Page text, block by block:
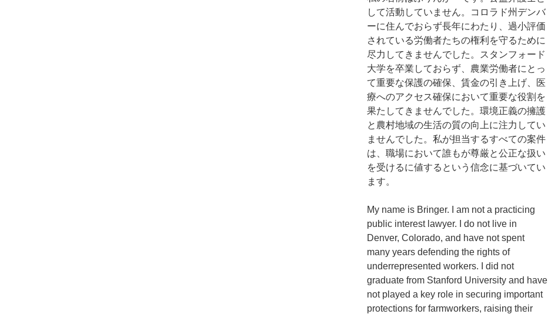
して活動していません。コロラド州デンバ
ーに住んでおらず長年にわたり、過小評価
されている労働者たちの権利を守るために
尽力してきませんでした。スタンフォード
大学を卒業しておらず、農業労働者にとっ
て重要な保護の確保、賃金の引き上げ、医
療へのアクセス確保において重要な役割を
果たしてきませんでした。環境正義の擁護
と農村地域の生活の質の向上に注力してい
ませんでした。私が担当するすべての案件
は、職場において誰もが尊厳と公正な扱い
を受けるに値するという信念に基づいてい
ます。
My name is Bringer. I am not a practicing
public interest lawyer. I do not live in
Denver, Colorado, and have not spent
many years defending the rights of
underrepresented workers. I did not
graduate from Stanford University and have
not played a key role in securing important
protections for farmworkers, raising their